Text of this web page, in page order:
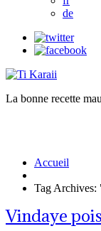
de
La bonne recette
Accueil
Tag Archives:
Vindaye